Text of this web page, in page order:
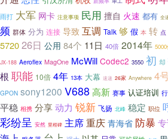
雨打 大军 网卡 注意事项 民用 擅自 火速 都有 全
频 群体 分为 连接 导致 互调 Talk 够 假 本 转 点
572026日 公用 84个 11日 40倍 2014年
JX-188 Aeroflex MagOne McWill Codec2 3550 初 却
根 职能 10倍 4年 13本 大幕 速递 26家 Anywhere 4
GPON sony1200 V688 高新 赛事 认证培训
平稳 相携 分享动力 锐新 飞扬 北峰 稳定 职位
彩纷呈 安然 里程碑 主席重庆 青海省 防暴